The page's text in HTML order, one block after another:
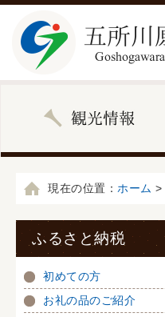
現在の位置： ホーム >
ふるさと納税
初めての方
お礼の品のご紹介